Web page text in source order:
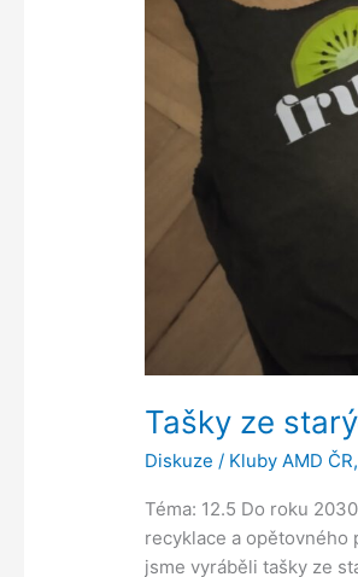
Tašky ze
Diskuze / Kluby AMD ČR,
Téma: 12.5 Do roku
recyklace a opětovného
jsme vyráběli tašky ze